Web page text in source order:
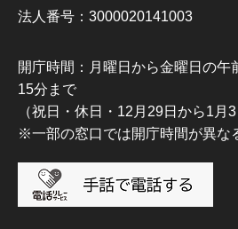
法人番号：3000020141003
開庁時間：月曜日から金曜日の午
15分まで
（祝日・休日・12月29日から1月3
※一部の窓口では開庁時間が異な